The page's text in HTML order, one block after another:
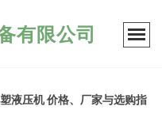
有限公司
液压机 价格、厂家与选购指